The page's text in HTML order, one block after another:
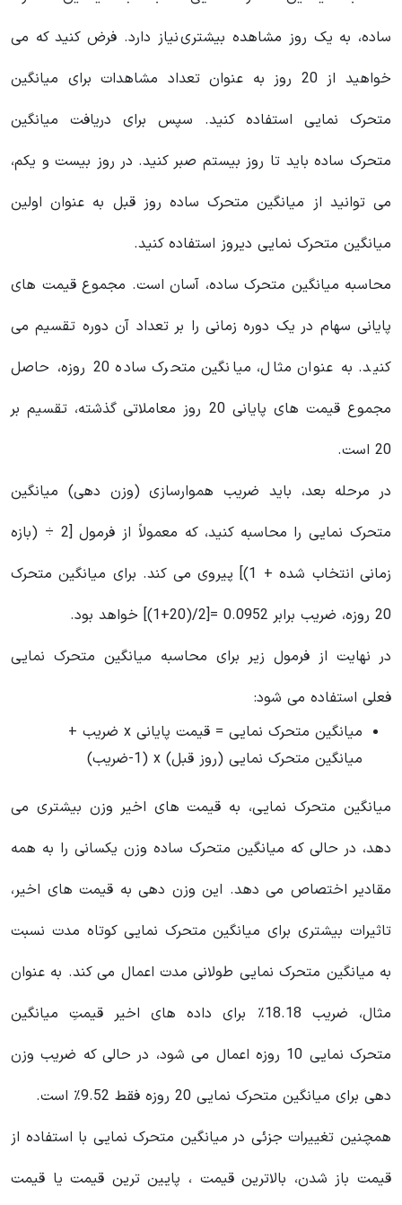
ساده، به یک روز مشاهده بیشتری نیاز دارد. فرض کنید که می
خواهید از 20 روز به عنوان تعداد مشاهدات برای میانگین
متحرک نمایی استفاده کنید. سپس برای دریافت میانگین
متحرک ساده باید تا روز بیستم صبر کنید. در روز بیست و یکم،
می توانید از میانگین متحرک ساده روز قبل به عنوان اولین
میانگین متحرک نمایی دیروز استفاده کنید.
محاسبه میانگین متحرک ساده، آسان است. مجموع قیمت های
پایانی سهام در یک دوره زمانی را بر تعداد آن دوره تقسیم می
کنید. به عنوان مثال، میانگین متحرک ساده 20 روزه، حاصل
مجموع قیمت های پایانی 20 روز معاملاتی گذشته، تقسیم بر
20 است.
در مرحله بعد، باید ضریب هموارسازی (وزن دهی) میانگین
متحرک نمایی را محاسبه کنید، که معمولاً از فرمول [2 ÷ (بازه
زمانی انتخاب شده + 1)] پیروی می کند. برای میانگین متحرک
20 روزه، ضریب برابر 0.0952 =[2/(20+1)] خواهد بود.
در نهایت از فرمول زیر برای محاسبه میانگین متحرک نمایی
فعلی استفاده می شود:
میانگین متحرک نمایی = قیمت پایانی x ضریب +
میانگین متحرک نمایی (روز قبل) x (1-ضریب)
میانگین متحرک نمایی، به قیمت های اخیر وزن بیشتری می
دهد، در حالی که میانگین متحرک ساده وزن یکسانی را به همه
مقادیر اختصاص می دهد. این وزن دهی به قیمت های اخیر،
تاثیرات بیشتری برای میانگین متحرک نمایی کوتاه مدت نسبت
به میانگین متحرک نمایی طولانی مدت اعمال می کند. به عنوان
مثال، ضریب 18.18٪ برای داده های اخیر قیمتِ میانگین
متحرک نمایی 10 روزه اعمال می شود، در حالی که ضریب وزن
دهی برای میانگین متحرک نمایی 20 روزه فقط 9.52٪ است.
همچنین تغییرات جزئی در میانگین متحرک نمایی با استفاده از
قیمت باز شدن، بالاترین قیمت ، پایین ترین قیمت یا قیمت